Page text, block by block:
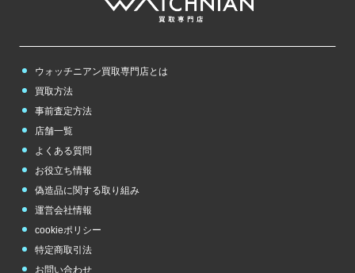
ウォッチニアン買取専門店とは
買取方法
事前査定方法
店舗一覧
よくある質問
お役立ち情報
偽造品に関する取り組み
運営会社情報
cookieポリシー
特定商取引法
お問い合わせ